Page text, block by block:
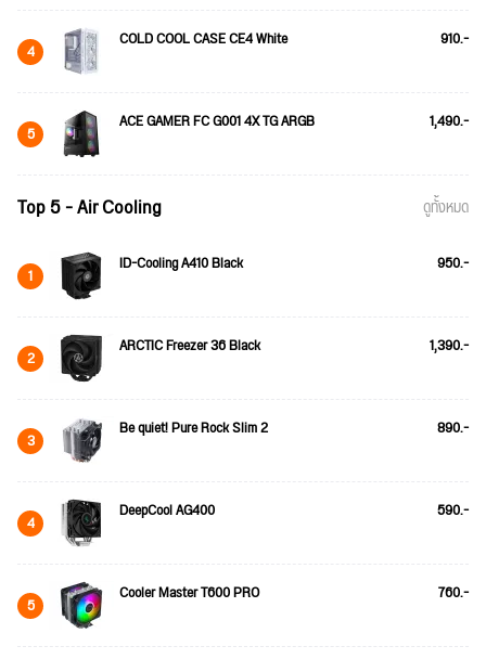
4 COLD COOL CASE CE4 White 910.-
5 ACE GAMER FC G001 4X TG ARGB 1,490.-
Top 5 - Air Cooling ดูทั้งหมด
1 ID-Cooling A410 Black 950.-
2 ARCTIC Freezer 36 Black 1,390.-
3 Be quiet! Pure Rock Slim 2 890.-
4 DeepCool AG400 590.-
5 Cooler Master T600 PRO 760.-